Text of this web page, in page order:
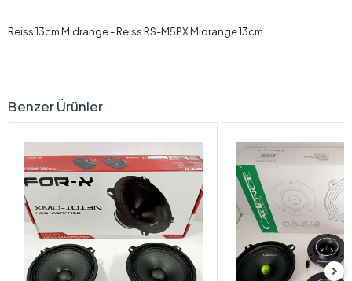
Reiss 13cm Midrange - Reiss RS-M5PX Midrange 13cm
Benzer Ürünler